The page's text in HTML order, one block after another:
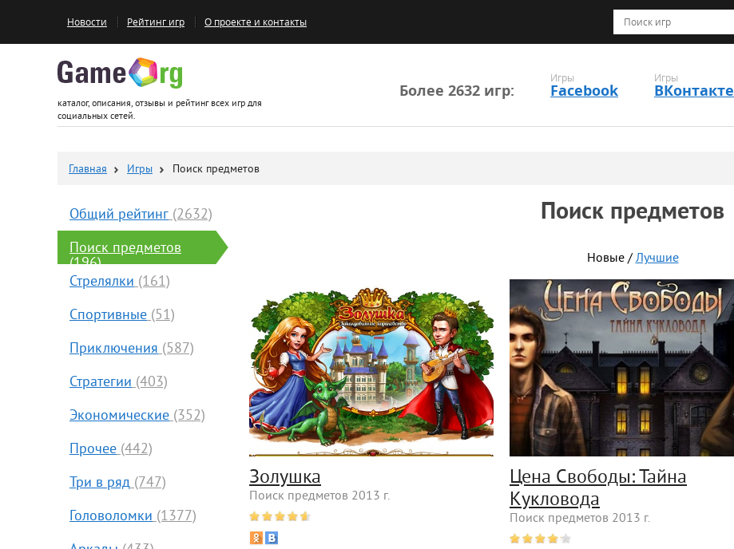
Новости Рейтинг игр О проекте и контакты
Более 2632 игр:
Игры
Facebook
Игры
ВКонтакте
каталог, описания, отзывы и рейтинг всех игр для
социальных сетей.
Главная Игры Поиск предметов
Общий рейтинг(2632)
Поиск предметов
(196)
Стрелялки(161)
Спортивные(51)
Приключения(587)
Стратегии(403)
Экономические(352)
Прочее(442)
Три в ряд(747)
Головоломки(1377)
Поиск предметов
Новые /Лучшие
Золушка
Поиск предметов 2013 г.
Цена Свободы: Тайна
Кукловода
Поиск предметов 2013 г.